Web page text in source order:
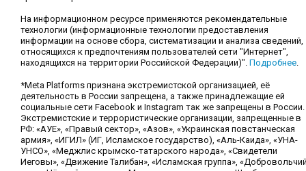
На информационном ресурсе применяются рекомендательные
технологии (информационные технологии предоставления
информации на основе сбора, систематизации и анализа сведений,
относящихся к предпочтениям пользователей сети "Интернет",
находящихся на территории Российской Федерации)". Подробнее.
*Meta Platforms признана экстремистской организацией, её
деятельность в России запрещена, а также принадлежащие ей
социальные сети Facebook и Instagram так же запрещены в России.
Экстремистские и террористические организации, запрещенные в
РФ: «АУЕ», «Правый сектор», «Азов», «Украинская повстанческая
армия», «ИГИЛ» (ИГ, Исламское государство), «Аль-Каида», «УНА-
УНСО», «Меджлис крымско-татарского народа», «Свидетели
Иеговы», «Движение Талибан», «Исламская группа»,